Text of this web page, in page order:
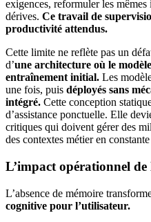
exigences, reformuler les
dérives. Ce travail de
productivité attendus.
Cette limite ne reflète pas un
d’une architecture où le
entraînement initial. Les
une fois, puis déployés sans
intégré. Cette conception
d’assistance ponctuelle. Elle
critiques qui doivent gérer des
des contextes métier en
L’impact opérationnel de
L’absence de mémoire
cognitive pour l’utilisateur.